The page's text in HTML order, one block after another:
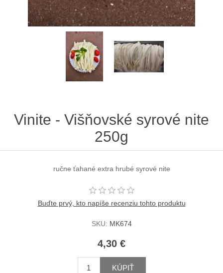
Vinite - Višňovské syrové nite
250g
ručne ťahané extra hrubé syrové nite
Buďte prvý, kto napíše recenziu tohto produktu
SKU: MK674
4,30 €
KÚPIŤ